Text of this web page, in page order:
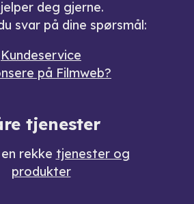
deg gjerne.
svar på dine spørsmål:
Kundeservice
på Filmweb?
tjenester
rekke tjenester og
produkter